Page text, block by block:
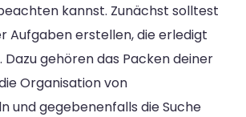
kannst. Zunächst solltest
Aufgaben erstellen, die erledigt
Dazu gehören das Packen deiner
Organisation von
und gegebenenfalls die Suche